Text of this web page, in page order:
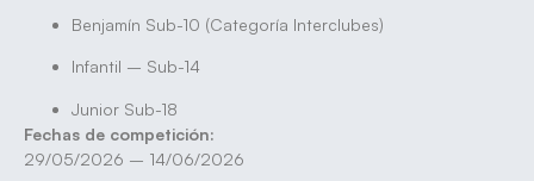
Benjamín Sub-10 (Categoría Interclubes)
Infantil – Sub-14
Junior Sub-18
Fechas de competición:
29/05/2026 – 14/06/2026